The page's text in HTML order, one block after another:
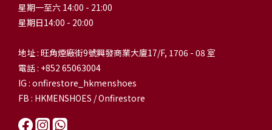
星期一至六 14:00 - 21:00
星期日14:00 - 20:00
地址 : 旺角煙廠街9號興發商業大廈17/F, 1706 - 08 室
電話 : +852 65063004
IG : onfirestore_hkmenshoes
FB : HKMENSHOES / Onfirestore